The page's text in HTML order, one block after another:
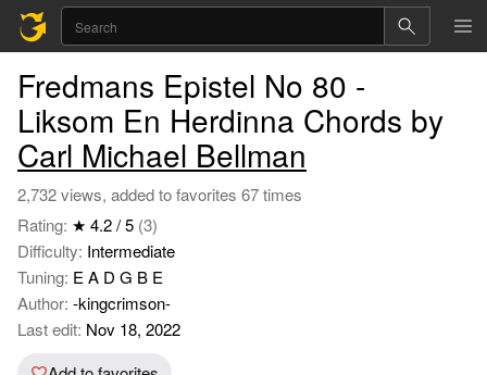
Fredmans Epistel No 80 -
Liksom En Herdinna Chords by
Carl Michael Bellman
2,732 views, added to favorites 67 times
Rating: ★ 4.2 / 5 (3)
Difficulty: Intermediate
Tuning: E A D G B E
Author: -kingcrimson-
Last edit: Nov 18, 2022